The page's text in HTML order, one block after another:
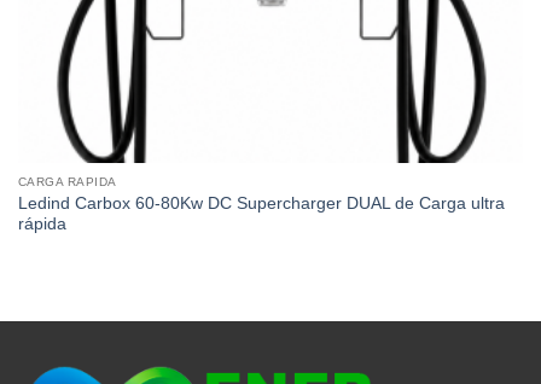
CARGA RAPIDA
Ledind Carbox 60-80Kw DC Supercharger DUAL de Carga ultra
rápida